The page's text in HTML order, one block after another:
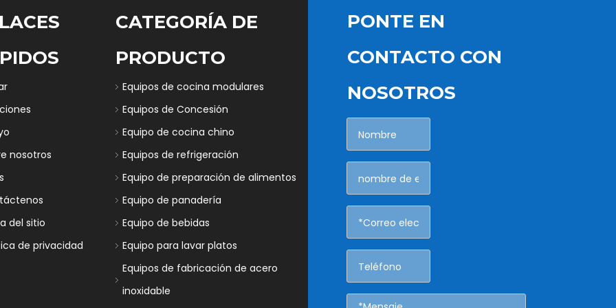
nosotros
del sitio
de privacidad
CATEGORÍA DE
PRODUCTO
Equipos de cocina modulares
Equipos de Concesión
Equipo de cocina chino
Equipos de refrigeración
Equipo de preparación de alimentos
Equipo de panadería
Equipo de bebidas
Equipo para lavar platos
Equipos de fabricación de acero
inoxidable
PONTE EN
CONTACTO CON
NOSOTROS